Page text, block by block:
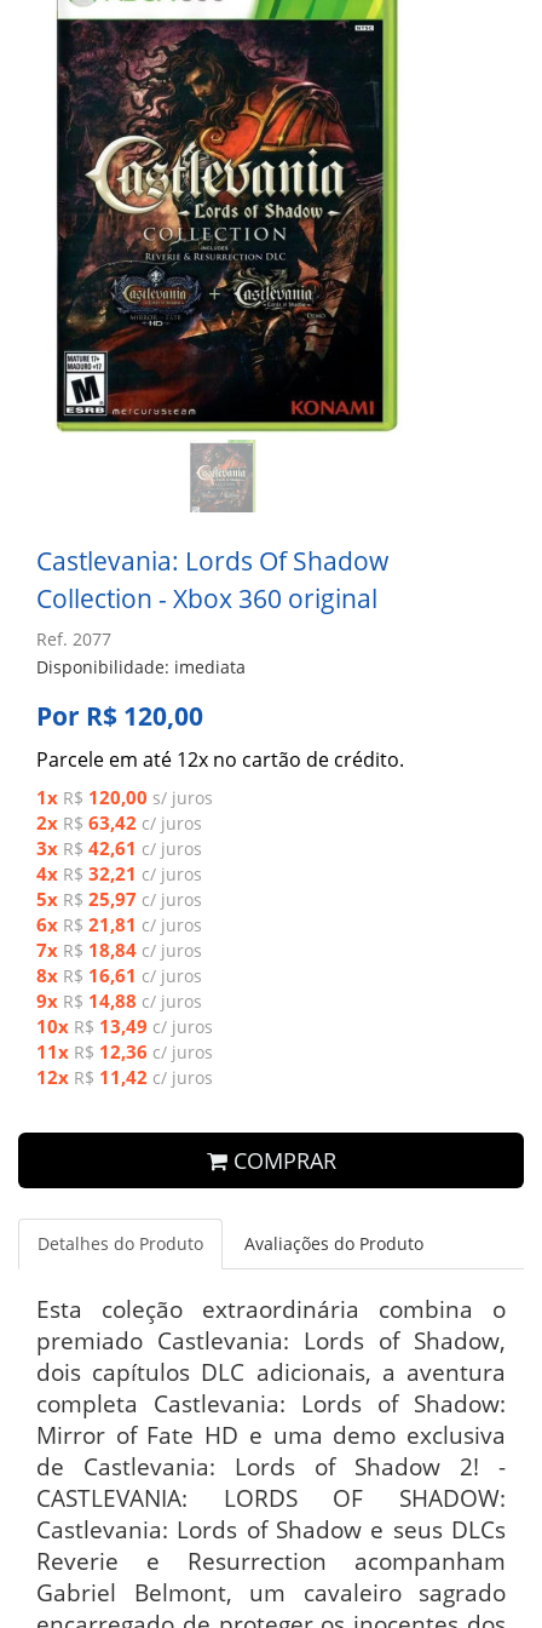
Castlevania: Lords Of Shadow
Collection - Xbox 360 original
Ref. 2077
Disponibilidade: imediata
Por R$ 120,00
Parcele em até 12x no cartão de crédito.
1x R$ 120,00 s/ juros
2x R$ 63,42 c/ juros
3x R$ 42,61 c/ juros
4x R$ 32,21 c/ juros
5x R$ 25,97 c/ juros
6x R$ 21,81 c/ juros
7x R$ 18,84 c/ juros
8x R$ 16,61 c/ juros
9x R$ 14,88 c/ juros
10x R$ 13,49 c/ juros
11x R$ 12,36 c/ juros
12x R$ 11,42 c/ juros
COMPRAR
Detalhes do Produto Avaliações do Produto
Esta coleção extraordinária combina o
premiado Castlevania: Lords of Shadow,
dois capítulos DLC adicionais, a aventura
completa Castlevania: Lords of Shadow:
Mirror of Fate HD e uma demo exclusiva
de Castlevania: Lords of Shadow 2! -
CASTLEVANIA: LORDS OF SHADOW:
Castlevania: Lords of Shadow e seus DLCs
Reverie e Resurrection acompanham
Gabriel Belmont, um cavaleiro sagrado